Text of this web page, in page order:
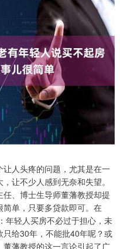
人头疼的问题，尤其是在一
让不少人感到无奈和失望。
、博士生导师董藩教授却提
单，只要多贷款即可。在
年轻人买房不必过于担心，未
给30年，不能批40年呢？或
藩教授的这一言论引起了广